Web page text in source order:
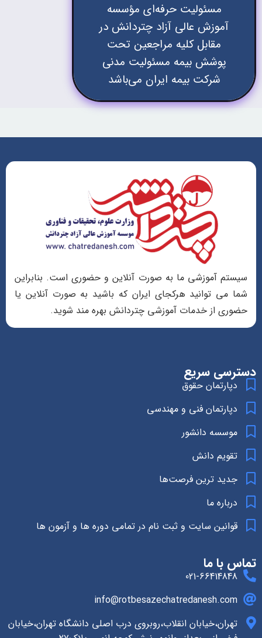
مسئولیت حرفه‌ای مؤسسه
آموزش عالی آزاد چتردانش در
مقابل کلیه مراجعین تحت
پوشش بیمه مسئولیت مدنی
شرکت بیمه ایران می‌باشد
سیستم آموزشی ما به صورت آنلاین و حضوری است. بنابراین
شما می توانید هرکجای ایران که باشید به صورت آنلاین یا
حضوری از خدمات آموزشی چتردانش بهره مند شوید.
دسترسی سریع
دپارتمان حقوق
دپارتمان فنی و مهندسی
موسسه دانشور
تقویم دانش
جدید ترین فرصت‌ها
درباره ما
قوانین سایت و ثبت نام در تمامی دوره ها و آزمون ها
تماس با ما
021-66414848
info@rotbesazechatredanesh.com
تهران،خیابان انقلاب،روبروی درب اصلی دانشگاه تهران،خیابان